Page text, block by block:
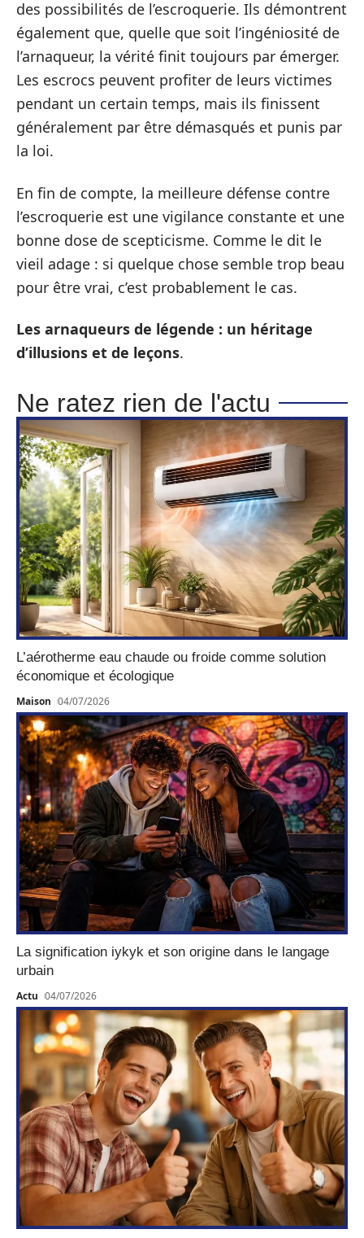
des possibilités de l’escroquerie. Ils démontrent
également que, quelle que soit l’ingéniosité de
l’arnaqueur, la vérité finit toujours par émerger.
Les escrocs peuvent profiter de leurs victimes
pendant un certain temps, mais ils finissent
généralement par être démasqués et punis par
la loi.
En fin de compte, la meilleure défense contre
l’escroquerie est une vigilance constante et une
bonne dose de scepticisme. Comme le dit le
vieil adage : si quelque chose semble trop beau
pour être vrai, c’est probablement le cas.
Les arnaqueurs de légende : un héritage
d’illusions et de leçons.
Ne ratez rien de l'actu
L’aérotherme eau chaude ou froide comme solution
économique et écologique
Maison 04/07/2026
La signification iykyk et son origine dans le langage
urbain
Actu 04/07/2026